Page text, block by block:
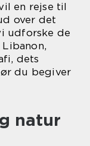
en rejse til
over det
udforske de
dets
du begiver
natur